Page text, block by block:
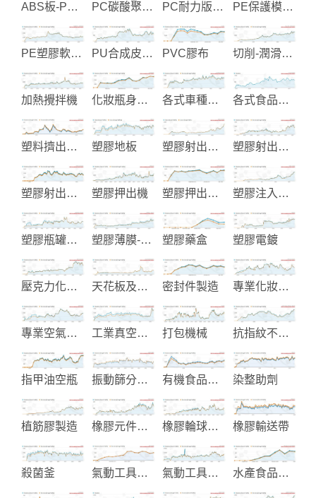
ABS板-PS板和壓克力板 PC碳酸聚酯板製造 PC耐力版-遮光版 PE保護模與壓克力板
PE塑膠軟管-工業軟管製造 PU合成皮及人工皮革 PVC膠布 切削-潤滑-防鏽油品製造
加熱攪拌機 化妝瓶身製造 各式車種油封設計製造 各式食品包裝機械
塑料擠出設備 塑膠地板 塑膠射出成品製造 塑膠射出成型
塑膠射出模具及產品 塑膠押出機 塑膠押出機整廠設備 塑膠注入成型機
塑膠瓶罐射出成型製造 塑膠薄膜-包裝材料 塑膠藥盒 塑膠電鍍
壓克力化妝品包裝 天花板及輕隔間裝飾建材 密封件製造 專業化妝品生產製造
專業空氣泵浦 工業真空包裝和加工機械 打包機械 抗指紋不銹鋼-預塗金屬-覆膜金屬
指甲油空瓶 振動篩分過濾機 有機食品生產 染整助劑
植筋膠製造 橡膠元件及零件 橡膠輪球製品 橡膠輸送帶
殺菌釜 氣動工具生產 氣動工具製造 水產食品加工和大豆食品機械製